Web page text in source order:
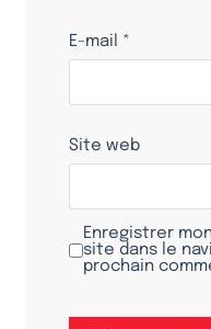
E-mail *
Site web
Enregistrer
site dans le
prochain